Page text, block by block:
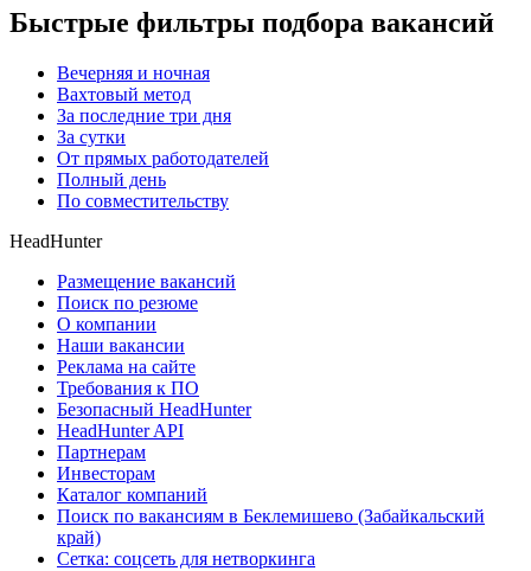
Быстрые фильтры подбора вакансий
Вечерняя и ночная
Вахтовый метод
За последние три дня
За сутки
От прямых работодателей
Полный день
По совместительству
HeadHunter
Размещение вакансий
Поиск по резюме
О компании
Наши вакансии
Реклама на сайте
Требования к ПО
Безопасный HeadHunter
HeadHunter API
Партнерам
Инвесторам
Каталог компаний
Поиск по вакансиям в Беклемишево (Забайкальский
край)
Сетка: соцсеть для нетворкинга